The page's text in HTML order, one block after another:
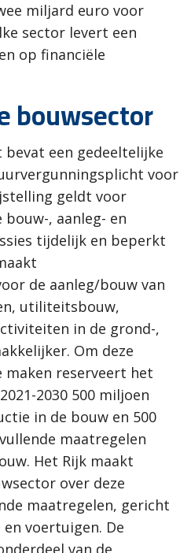
miljard euro voor
sector levert een
op financiële
bouwsector
een gedeeltelijke
voor
geldt voor
, aanleg- en
tijdelijk en beperkt
de aanleg/bouw van
utiliteitsbouw,
in de grond-,
Om deze
reserveert het
2030 500 miljoen
in de bouw en 500
maatregelen
Het Rijk maakt
over deze
maatregelen, gericht
voertuigen. De
van de